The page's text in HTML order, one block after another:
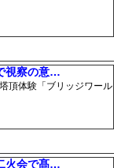
視察の意…
頂体験「ブリッジワール
火会で髙…